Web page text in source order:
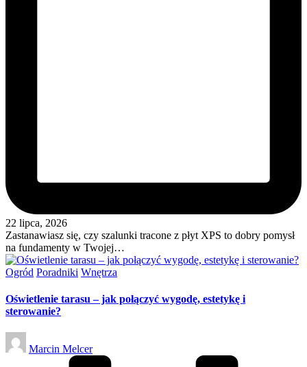
22 lipca, 2026
Zastanawiasz się, czy szalunki tracone z płyt XPS to dobry pomysł
na fundamenty w Twojej…
Posted
Ogród Poradniki Wnętrza
Oświetlenie tarasu – jak połączyć wygodę, estetykę i
sterowanie?
Posted
by
Marcin Melcer